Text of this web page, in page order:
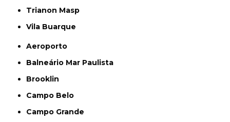
Trianon Masp
Vila Buarque
Aeroporto
Balneário Mar Paulista
Brooklin
Campo Belo
Campo Grande